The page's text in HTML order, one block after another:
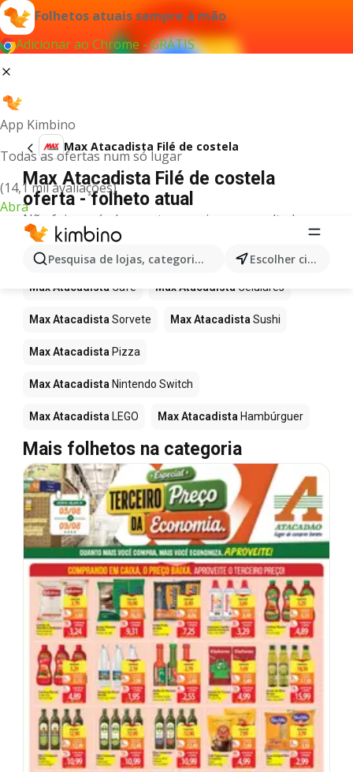
Folhetos atuais sempre à mão
Adicionar ao Chrome - GRÁTIS
App Kimbino
Todas as ofertas num só lugar
(14,1 mil avaliações)
Abra
Pesquisa de lojas, categorias,produtos... Escolher cidade
Max Atacadista Filé de costela
Max Atacadista Filé de costela
oferta - folheto atual
Não foi possível encontrar quaisquer resultados
para este termo.
Mais produtos em Max Atacadista
Max Atacadista Café Max Atacadista Celulares
Max Atacadista Sorvete Max Atacadista Sushi
Max Atacadista Pizza
Max Atacadista Nintendo Switch
Max Atacadista LEGO Max Atacadista Hambúrguer
Mais folhetos na categoria